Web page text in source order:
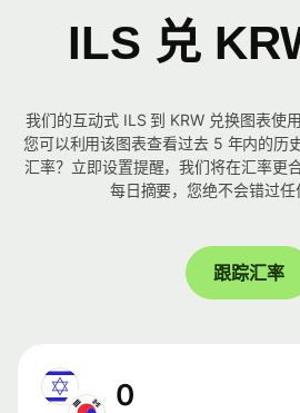
ILS 兑
我们的互动式 ILS 到 KRW 兑换图表使
您可以利用该图表查看过去 5 年内的历
汇率？立即设置提醒，我们将在汇率更
每日摘要，您绝不会错过任
跟踪汇率
0